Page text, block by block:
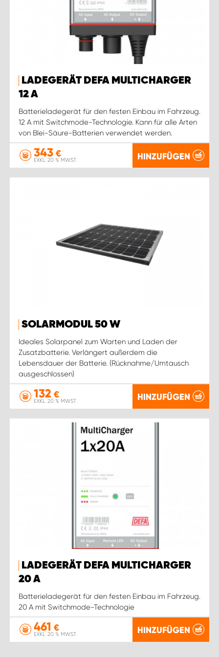
LADEGERÄT DEFA MULTICHARGER
12 A
Batterieladegerät für den festen Einbau im Fahrzeug.
12 A mit Switchmode-Technologie. Kann für alle Arten
von Blei-Säure-Batterien verwendet werden.
343 €
EXKL. 20 % MWST. HINZUFÜGEN
SOLARMODUL 50 W
Ideales Solarpanel zum Warten und Laden der
Zusatzbatterie. Verlängert außerdem die
Lebensdauer der Batterie. (Rücknahme/Umtausch
ausgeschlossen)
132 €
EXKL. 20 % MWST. HINZUFÜGEN
LADEGERÄT DEFA MULTICHARGER
20 A
Batterieladegerät für den festen Einbau im Fahrzeug.
20 A mit Switchmode-Technologie
461 €
EXKL. 20 % MWST. HINZUFÜGEN